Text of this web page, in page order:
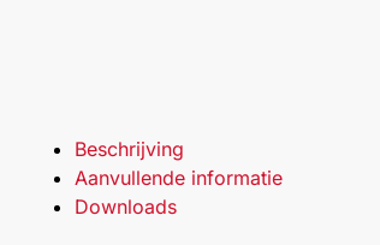
Beschrijving
Aanvullende informatie
Downloads